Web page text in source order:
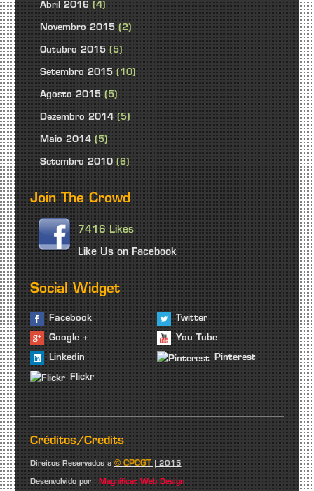
Abril 2016(4)
Novembro 2015(2)
Outubro 2015(5)
Setembro 2015(10)
Agosto 2015(5)
Dezembro 2014(5)
Maio 2014(5)
Setembro 2010(6)
Join The Crowd
7416 Likes
Like Us on Facebook
Social Widget
Facebook Twitter
Google + You Tube
Linkedin Pinterest
Flickr
Créditos/Credits
Direitos Reservados a© CPCGT| 2015
Desenvolvido por |Magnificat Web Design